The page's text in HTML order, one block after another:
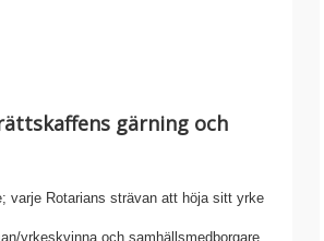
gärning och
Rotarians strävan att höja sitt yrke
yrkeskvinna och samhällsmedborgare.